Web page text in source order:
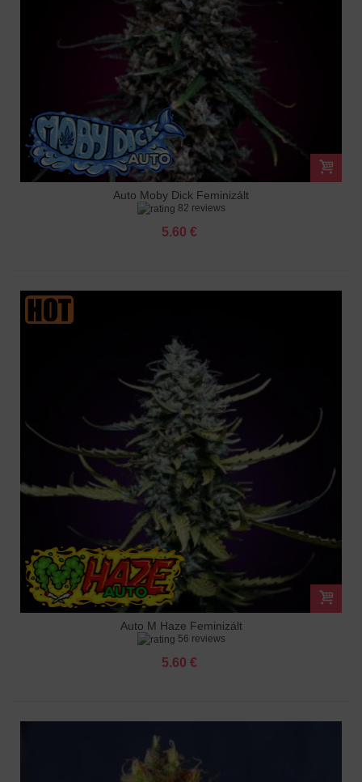
Auto Moby Dick Feminizált
82 reviews
5.60 €
Auto M Haze Feminizált
56 reviews
5.60 €